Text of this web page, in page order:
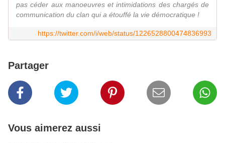
pas céder aux manoeuvres et intimidations des chargés de
communication du clan qui a étouffé la vie démocratique !
https://twitter.com/i/web/status/1226528800474836993
Partager
Vous aimerez aussi